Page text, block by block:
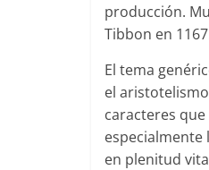
producción.
Tibbon en
El tema
el
caracteres
especialmente
en plenitud